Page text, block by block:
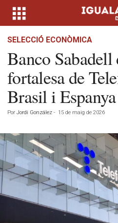
SELECCIÓ ECONÒMICA
Banco Sabadell
fortalesa de
Brasil i Espanya
Por Jordi González - 15 de maig de 2026